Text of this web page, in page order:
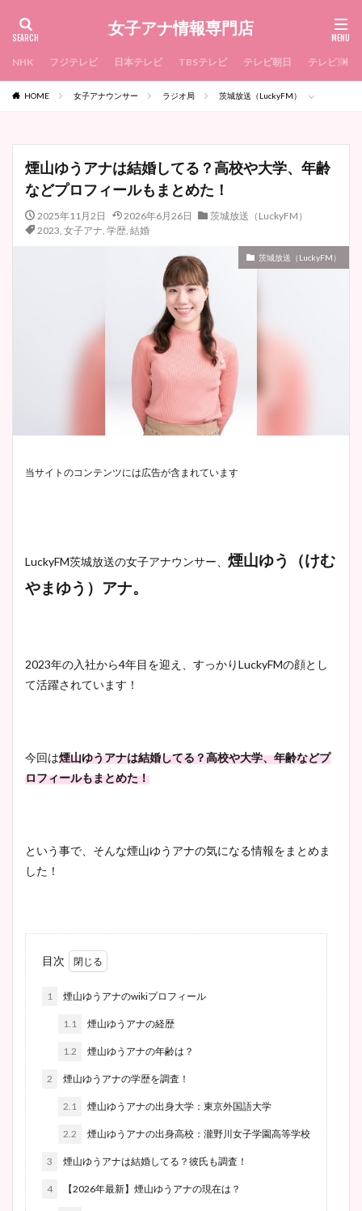
女子アナ情報専門店
NHK フジテレビ 日本テレビ TBSテレビ テレビ朝日 テレビ東京
HOME 女子アナウンサー ラジオ局 茨城放送（LuckyFM）
煙山ゆうアナは結婚してる？高校や大学、年齢
などプロフィールもまとめた！
2025年11月2日 2026年6月26日
茨城放送（LuckyFM）
2023, 女子アナ, 学歴, 結婚
茨城放送（LuckyFM）
当サイトのコンテンツには広告が含まれています
LuckyFM茨城放送の女子アナウンサー、 煙山ゆう（けむ
やまゆう）アナ。
2023年の入社から4年目を迎え、すっかりLuckyFMの顔とし
て活躍されています！
今回は煙山ゆうアナは結婚してる？高校や大学、年齢などプ
ロフィールもまとめた！
という事で、そんな煙山ゆうアナの気になる情報をまとめま
した！
目次
1 煙山ゆうアナのwikiプロフィール
1.1 煙山ゆうアナの経歴
1.2 煙山ゆうアナの年齢は？
2 煙山ゆうアナの学歴を調査！
2.1 煙山ゆうアナの出身大学：東京外国語大学
2.2 煙山ゆうアナの出身高校：瀧野川女子学園高等学校
3 煙山ゆうアナは結婚してる？彼氏も調査！
4 【2026年最新】煙山ゆうアナの現在は？